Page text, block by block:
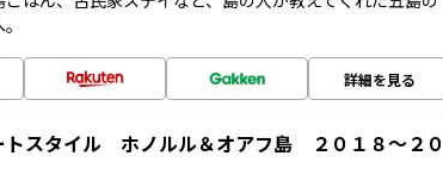
詳細を見る
スタイル ホノルル＆オアフ島 ２０１８～２０